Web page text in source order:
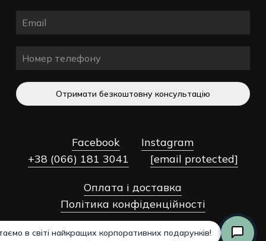
Оформлення
Замовлення
Отримати безкоштовну консультацію
Facebook
Instagram
+38 (066) 181 3041
[email protected]
Оплата і доставка
Політика конфіденційності